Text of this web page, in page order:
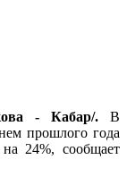
- Кабар/.В
прошлого года
на 24%, сообщает